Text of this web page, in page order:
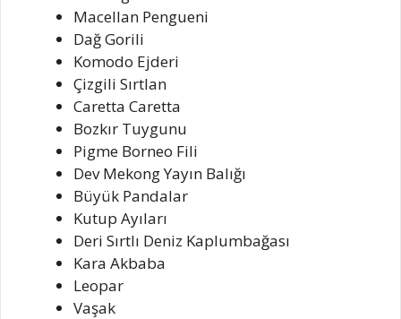
Macellan Pengueni
Dağ Gorili
Komodo Ejderi
Çizgili Sırtlan
Caretta Caretta
Bozkır Tuygunu
Pigme Borneo Fili
Dev Mekong Yayın Balığı
Büyük Pandalar
Kutup Ayıları
Deri Sırtlı Deniz Kaplumbağası
Kara Akbaba
Leopar
Vaşak